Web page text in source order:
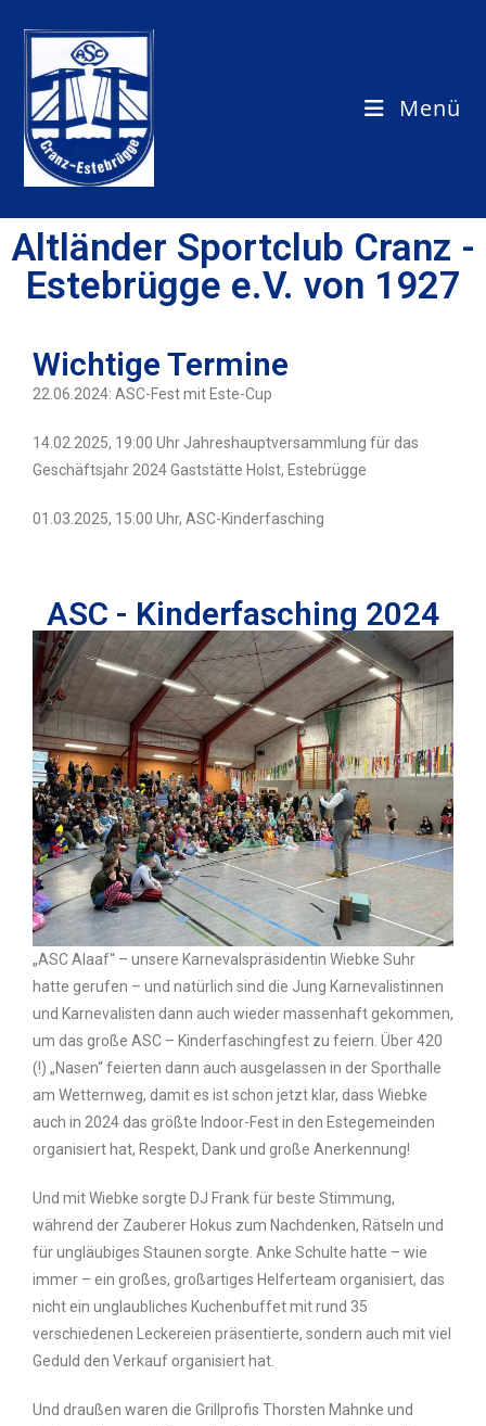
Menü
Altländer Sportclub Cranz -
Estebrügge e.V. von 1927
Wichtige Termine
22.06.2024: ASC-Fest mit Este-Cup
14.02.2025, 19:00 Uhr Jahreshauptversammlung für das
Geschäftsjahr 2024 Gaststätte Holst, Estebrügge
01.03.2025, 15:00 Uhr, ASC-Kinderfasching
ASC - Kinderfasching 2024
„ASC Alaaf“ – unsere Karnevalspräsidentin Wiebke Suhr
hatte gerufen – und natürlich sind die Jung Karnevalistinnen
und Karnevalisten dann auch wieder massenhaft gekommen,
um das große ASC – Kinderfaschingfest zu feiern. Über 420
(!) „Nasen“ feierten dann auch ausgelassen in der Sporthalle
am Wetternweg, damit es ist schon jetzt klar, dass Wiebke
auch in 2024 das größte Indoor-Fest in den Estegemeinden
organisiert hat, Respekt, Dank und große Anerkennung!
Und mit Wiebke sorgte DJ Frank für beste Stimmung,
während der Zauberer Hokus zum Nachdenken, Rätseln und
für ungläubiges Staunen sorgte. Anke Schulte hatte – wie
immer – ein großes, großartiges Helferteam organisiert, das
nicht ein unglaubliches Kuchenbuffet mit rund 35
verschiedenen Leckereien präsentierte, sondern auch mit viel
Geduld den Verkauf organisiert hat.
Und draußen waren die Grillprofis Thorsten Mahnke und